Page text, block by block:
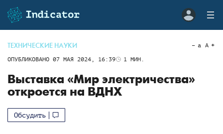
ТЕХНИЧЕСКИЕ НАУКИ
ОПУБЛИКОВАНО 07 МАЯ 2024, 16:39 1 МИН.
a A
Выставка «Мир электричества»
откроется на ВДНХ
Обсудить